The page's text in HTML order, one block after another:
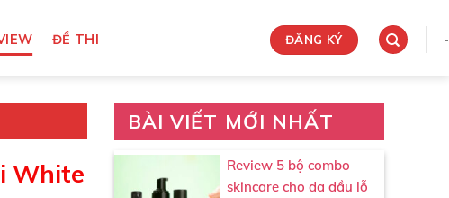
ĐỀ THI ĐĂNG KÝ -
White
BÀI VIẾT MỚI NHẤT
Review 5 bộ combo
skincare cho da dầu lỗ